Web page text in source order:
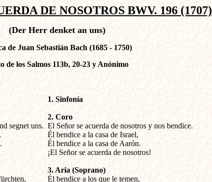
DE NOSOTROS BWV. 196 (1707)
(Der Herr denket an uns)
de Juan Sebastián Bach (1685 - 1750)
de los Salmos 113b, 20-23 y Anónimo
segnet uns.
1. Sinfonía
2. Coro
El Señor se acuerda de nosotros y nos bendice.
Él bendice a la casa de Israel,
Él bendice a la casa de Aarón.
¡El Señor se acuerda de nosotros!
3. Aria (Soprano)
Él bendice a los que le temen,